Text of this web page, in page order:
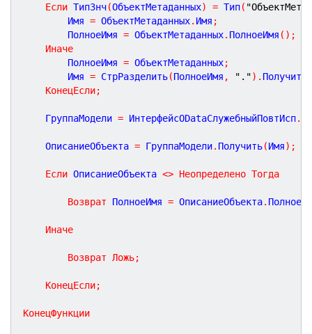
Если ТипЗнч(ОбъектМетаданных) = Тип(
		Имя
= ОбъектМетаданных. Имя ;
		ПолноеИмя
= ОбъектМетаданных. ПолноеИмя ( ) ;
Иначе
		ПолноеИмя
= ОбъектМетаданных;
		Имя
= СтрРазделить(ПолноеИмя , ".") . Получить
КонецЕсли;
	ГруппаМодели
= ИнтерфейсODataСлужебныйПовтИсп.
	ОписаниеОбъекта
= ГруппаМодели. Получить(Имя) ;
Если ОписаниеОбъекта <> Неопределено Тогда
Возврат ПолноеИмя = ОписаниеОбъекта.
Иначе
Возврат Ложь;
КонецЕсли;
КонецФункции